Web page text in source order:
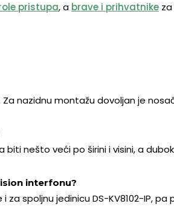
pristupa, a brave i prihvatnike
nazidnu montažu dovoljan je
biti nešto veći po širini i visini, a
interfonu?
za spoljnu jedinicu DS-KV8102-IP,